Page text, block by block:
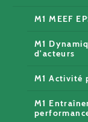
M1 MEEF
M1
d'acteurs
M1 Activité
M1